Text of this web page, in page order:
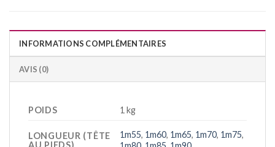
INFORMATIONS COMPLÉMENTAIRES
AVIS (0)
POIDS 1 kg
LONGUEUR (TÊTE
1m55, 1m60, 1m65, 1m70, 1m75,